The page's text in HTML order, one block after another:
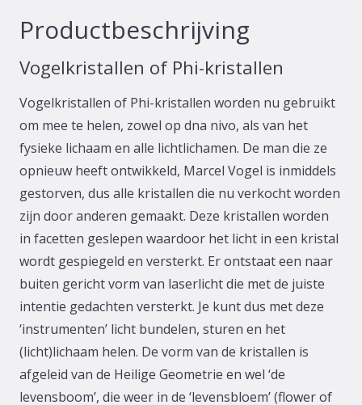
12
aantal
Productbeschrijving
Vogelkristallen of Phi-kristallen
Vogelkristallen of Phi-kristallen worden nu gebruikt
om mee te helen, zowel op dna nivo, als van het
fysieke lichaam en alle lichtlichamen. De man die ze
opnieuw heeft ontwikkeld, Marcel Vogel is inmiddels
gestorven, dus alle kristallen die nu verkocht worden
zijn door anderen gemaakt. Deze kristallen worden
in facetten geslepen waardoor het licht in een kristal
wordt gespiegeld en versterkt. Er ontstaat een naar
buiten gericht vorm van laserlicht die met de juiste
intentie gedachten versterkt. Je kunt dus met deze
‘instrumenten’ licht bundelen, sturen en het
(licht)lichaam helen. De vorm van de kristallen is
afgeleid van de Heilige Geometrie en wel ‘de
levensboom’, die weer in de ‘levensbloem’ (flower of